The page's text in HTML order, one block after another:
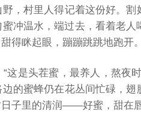
，村里人得记着这份好。
冲温水，端过去，看着老人
得眯起眼，蹦蹦跳跳地跑开。
这是头茬蜜，最养人，熬夜
的蜜蜂仍在花丛间忙碌，
子里的清润——好蜜，甜在